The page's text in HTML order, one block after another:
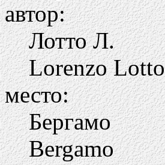
автор:
Лотто Л.
Lorenzo Lotto
место:
Бергамо
Bergamo